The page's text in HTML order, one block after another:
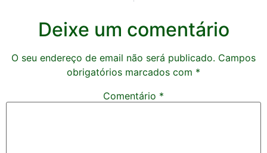
Deixe um comentário
O seu endereço de email não será publicado. Campos
obrigatórios marcados com *
Comentário *